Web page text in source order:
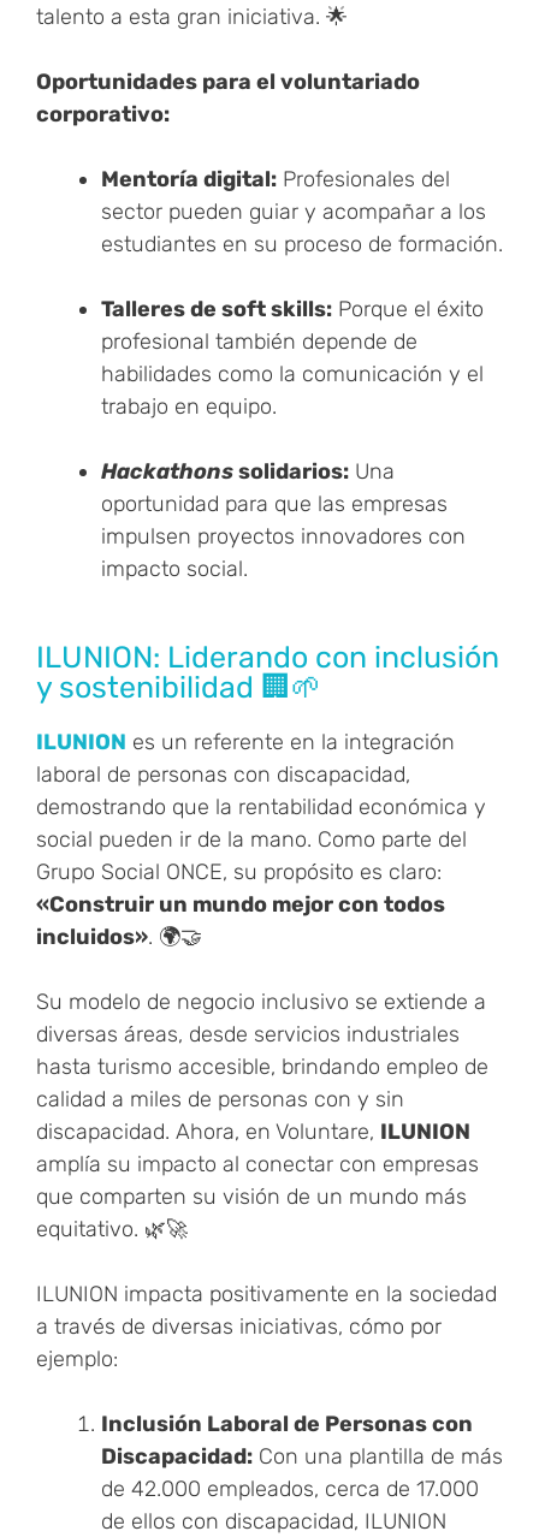
talento a esta gran iniciativa. 🌟
Oportunidades para el voluntariado
corporativo:
Mentoría digital: Profesionales del
sector pueden guiar y acompañar a los
estudiantes en su proceso de formación.
Talleres de soft skills: Porque el éxito
profesional también depende de
habilidades como la comunicación y el
trabajo en equipo.
Hackathonssolidarios: Una
oportunidad para que las empresas
impulsen proyectos innovadores con
impacto social.
ILUNION: Liderando con inclusión
y sostenibilidad 🏢🌱
ILUNION es un referente en la integración
laboral de personas con discapacidad,
demostrando que la rentabilidad económica y
social pueden ir de la mano. Como parte del
Grupo Social ONCE, su propósito es claro:
«Construir un mundo mejor con todos
incluidos». 🌍🤝
Su modelo de negocio inclusivo se extiende a
diversas áreas, desde servicios industriales
hasta turismo accesible, brindando empleo de
calidad a miles de personas con y sin
discapacidad. Ahora, en Voluntare, ILUNION
amplía su impacto al conectar con empresas
que comparten su visión de un mundo más
equitativo. 🌿🚀
ILUNION impacta positivamente en la sociedad
a través de diversas iniciativas, cómo por
ejemplo:
Inclusión Laboral de Personas con
Discapacidad: Con una plantilla de más
de 42.000 empleados, cerca de 17.000
de ellos con discapacidad, ILUNION